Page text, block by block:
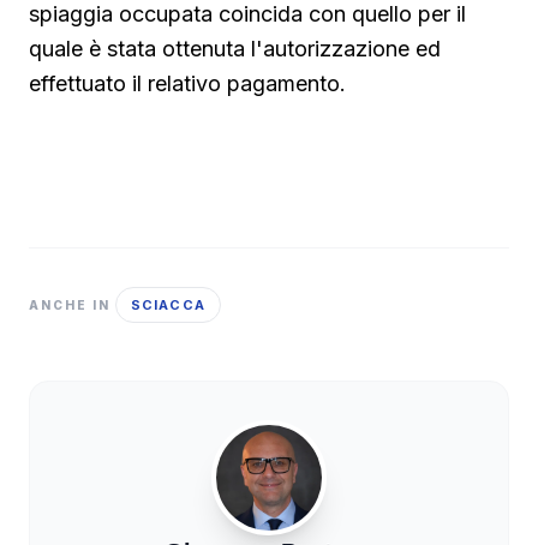
spiaggia occupata coincida con quello per il
quale è stata ottenuta l'autorizzazione ed
effettuato il relativo pagamento.
ANCHE IN SCIACCA